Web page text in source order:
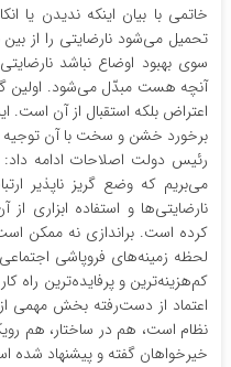
خاتمی با بیان اینکه ندیدن یا
تحمیل می‌شود نارضایتی را از
سوی بهبود اوضاع نباشد
آنچه هست مبدّل می‌شود. اولین
اعتراض بلکه استقبال از آن
برخورد خشن و سخت با آن توجیه
رئیس دولت اصلاحات ادامه
می‌بریم که وضع گریز ناپذیر
نارضایتی‌ها و استفاده ابزاری
کرده است. براندازی نه ممکن
لحظه زمینه‌های فروپاشی
کم‌هزینه‌ترین و پرفایده‌ترین راه
اعتماد از دست‌رفته بخش مهمی
نظام است، هم در ساختار، هم
خیرخواهان گفته و پیشنهاد شده